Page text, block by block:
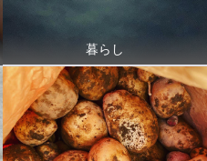
暮らし